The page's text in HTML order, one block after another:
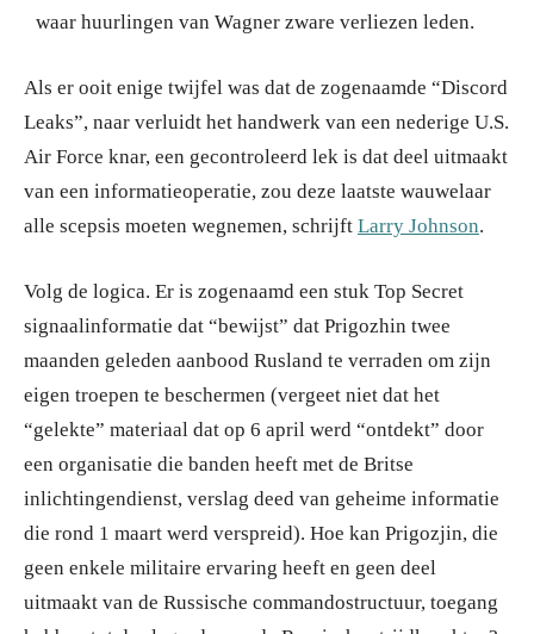
waar huurlingen van Wagner zware verliezen leden.
Als er ooit enige twijfel was dat de zogenaamde “Discord
Leaks”, naar verluidt het handwerk van een nederige U.S.
Air Force knar, een gecontroleerd lek is dat deel uitmaakt
van een informatieoperatie, zou deze laatste wauwelaar
alle scepsis moeten wegnemen, schrijft Larry Johnson.
Volg de logica. Er is zogenaamd een stuk Top Secret
signaalinformatie dat “bewijst” dat Prigozhin twee
maanden geleden aanbood Rusland te verraden om zijn
eigen troepen te beschermen (vergeet niet dat het
“gelekte” materiaal dat op 6 april werd “ontdekt” door
een organisatie die banden heeft met de Britse
inlichtingendienst, verslag deed van geheime informatie
die rond 1 maart werd verspreid). Hoe kan Prigozjin, die
geen enkele militaire ervaring heeft en geen deel
uitmaakt van de Russische commandostructuur, toegang